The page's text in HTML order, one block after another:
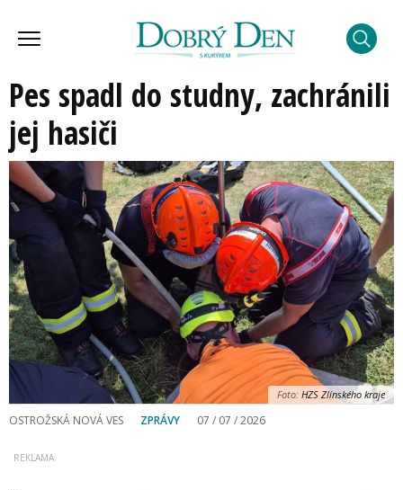
Pes spadl do studny, zachránili
jej hasiči
Foto: HZS Zlínského kraje
OSTROŽSKÁ NOVÁ VES ZPRÁVY 07 / 07 / 2026